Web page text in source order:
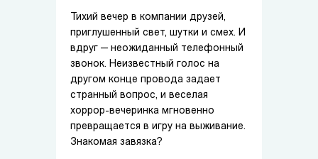
Тихий вечер в компании друзей,
приглушенный свет, шутки и смех. И
вдруг — неожиданный телефонный
звонок. Неизвестный голос на
другом конце провода задает
странный вопрос, и веселая
хоррор-вечеринка мгновенно
превращается в игру на выживание.
Знакомая завязка?